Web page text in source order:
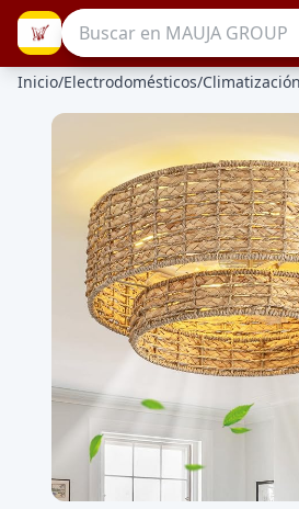
Inicio/Electrodomésticos/Climatización